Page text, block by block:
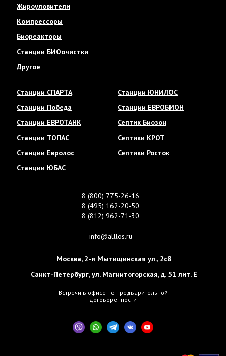
Жироуловители
Компрессоры
Биореакторы
Станции БИОочистки
Другое
Станции СПАРТА
Станции Победа
Станции ЕВРОТАНК
Станции ТОПАС
Станции Евролос
Станции ЮБАС
Станции ЮНИЛОС
Станции ЕВРОБИОН
Септик Биозон
Септики КРОТ
Септики Росток
8 (800) 775-26-16
8 (495) 162-20-50
8 (812) 962-71-30
info@alllos.ru
Москва, 2-я Мытищинская ул., 2с8
Санкт-Петербург,ул. Магнитогорская, д. 51 лит. Е
Встречи в офисе по предварительной
договоренности